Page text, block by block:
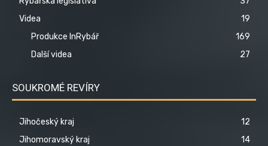
Videa
19
Produkce InRybář
169
Další videa
27
SOUKROMÉ REVÍRY
Jihočeský kraj
12
Jihomoravský kraj
14